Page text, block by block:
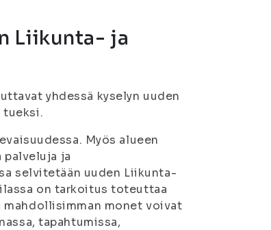
Liikunta- ja
yhdessä kyselyn uuden
tueksi.
Myös alueen
ja
selvitetään uuden Liikunta-
on tarkoitus toteuttaa
monet voivat
tapahtumissa,